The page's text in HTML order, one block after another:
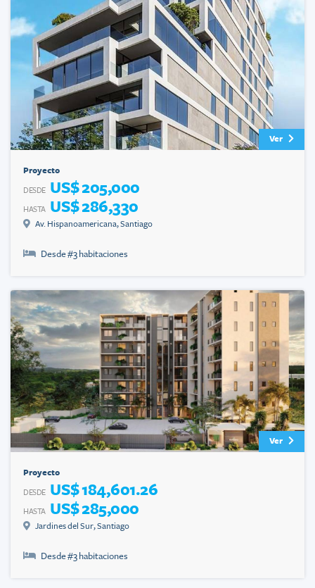
Ver
Proyecto
DESDE US$ 205,000
HASTA US$ 286,330
Av. Hispanoamericana,Santiago
Desde #3 habitaciones
Ver
Proyecto
DESDE US$ 184,601.26
HASTA US$ 285,000
Jardines del Sur,Santiago
Desde #3 habitaciones